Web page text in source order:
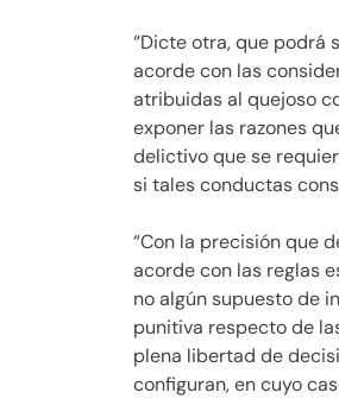
“Dicte otra, que podrá
acorde con las
atribuidas al quejoso
exponer las razones
delictivo que se
si tales conductas
“Con la precisión que
acorde con las reglas
no algún supuesto de
punitiva respecto de
plena libertad de
configuran, en cuyo